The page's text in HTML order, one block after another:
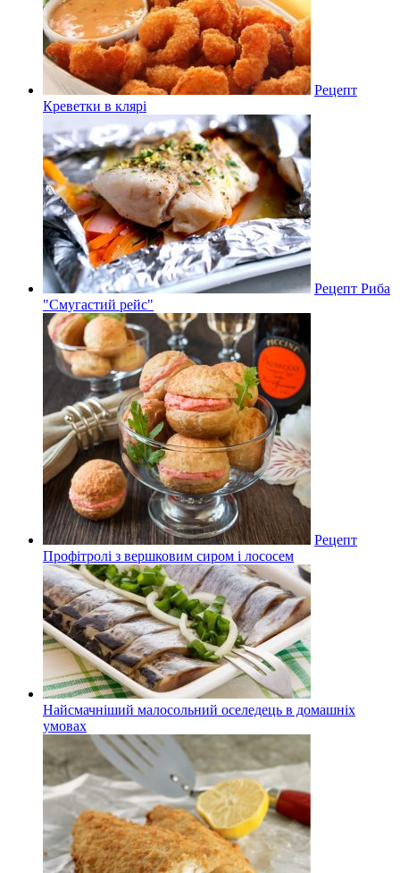
Рецепт
Креветки в клярі
Рецепт Риба
"Смугастий рейс"
Рецепт
Профітролі з вершковим сиром і лососем
Найсмачніший малосольний оселедець в домашніх
умовах